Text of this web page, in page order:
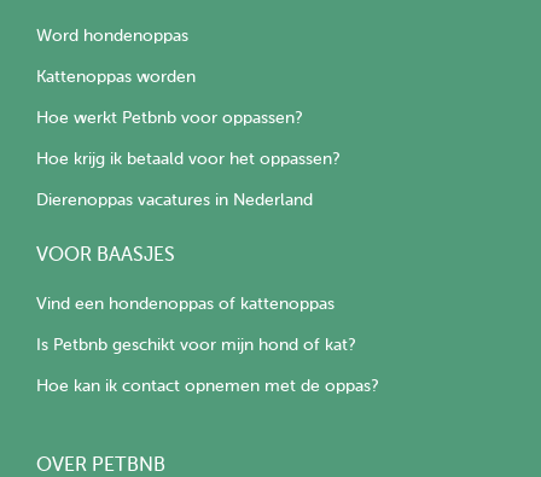
Word hondenoppas
Kattenoppas worden
Hoe werkt Petbnb voor oppassen?
Hoe krijg ik betaald voor het oppassen?
Dierenoppas vacatures in Nederland
VOOR BAASJES
Vind een hondenoppas of kattenoppas
Is Petbnb geschikt voor mijn hond of kat?
Hoe kan ik contact opnemen met de oppas?
OVER PETBNB